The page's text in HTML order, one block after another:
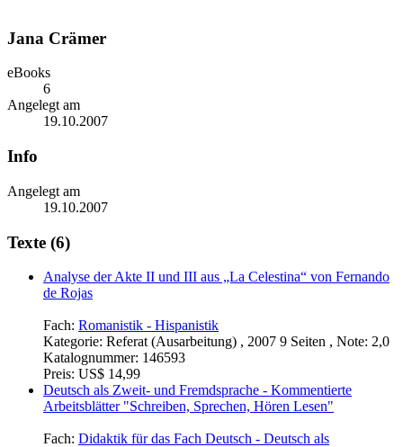
Jana Crämer
eBooks
6
Angelegt am
19.10.2007
Info
Angelegt am
19.10.2007
Texte (6)
Analyse der Akte II und III aus „La Celestina“ von Fernando
de Rojas
Fach: Romanistik - Hispanistik
Kategorie: Referat (Ausarbeitung) , 2007 9 Seiten , Note: 2,0
Katalognummer: 146593
Preis: US$ 14,99
Deutsch als Zweit- und Fremdsprache - Kommentierte
Arbeitsblätter "Schreiben, Sprechen, Hören Lesen"
Fach: Didaktik für das Fach Deutsch - Deutsch als